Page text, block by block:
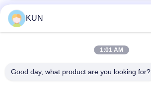
Bad Request
KUN
1:01 AM
Good day, what product are you looking for?